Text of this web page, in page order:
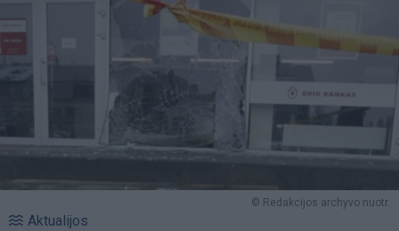
© Redakcijos archyvo nuotr.
Aktualijos